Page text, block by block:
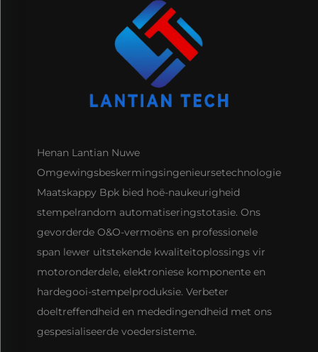
Henan Lantian Nuwe
Omgewingsbeskermingsingenieursetechnologie
Maatskappy Bpk bied hoë-naukeurigheid
stempelrandom automatiseringstotasie. Ons
gevorderde O&O-vermoëns en professionele
span lewer uitstekende kwaliteitoplossings vir
motoronderdele, elektroniese komponente en
hardegooi-stempelproduksie. Verbeter
doeltreffendheid en mededingendheid met ons
gespesialiseerde voedersisteme.